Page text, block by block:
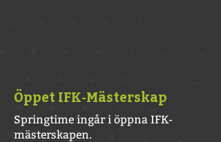
Öppet IFK-Mästerskap
Springtime ingår i öppna IFK-
mästerskapen.